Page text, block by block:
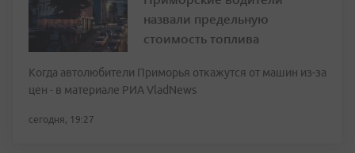
назвали предельную
стоимость топлива
Когда автолюбители Приморья откажутся от машин из-за
цен - в материале РИА VladNews
сегодня, 19:27